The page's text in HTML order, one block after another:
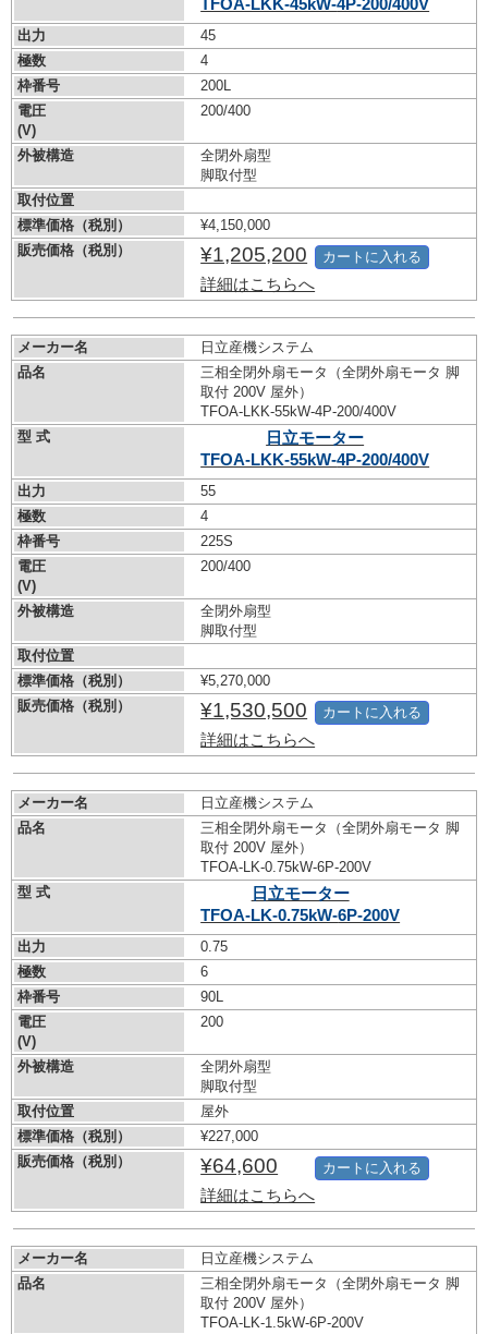
TFOA-LKK-45kW-4P-200/400V
出力
45
極数
4
枠番号
200L
電圧
(V)
200/400
外被構造
全閉外扇型
脚取付型
取付位置
標準価格（税別）
¥4,150,000
販売価格（税別）
¥1,205,200
詳細はこちらへ
カートに入れる
メーカー名
日立産機システム
品名
三相全閉外扇モータ（全閉外扇モータ 脚
取付 200V 屋外）
TFOA-LKK-55kW-4P-200/400V
型 式
日立モーター
TFOA-LKK-55kW-4P-200/400V
出力
55
極数
4
枠番号
225S
電圧
(V)
200/400
外被構造
全閉外扇型
脚取付型
取付位置
標準価格（税別）
¥5,270,000
販売価格（税別）
¥1,530,500
詳細はこちらへ
カートに入れる
メーカー名
日立産機システム
品名
三相全閉外扇モータ（全閉外扇モータ 脚
取付 200V 屋外）
TFOA-LK-0.75kW-6P-200V
型 式
日立モーター
TFOA-LK-0.75kW-6P-200V
出力
0.75
極数
6
枠番号
90L
電圧
(V)
200
外被構造
全閉外扇型
脚取付型
取付位置
屋外
標準価格（税別）
¥227,000
販売価格（税別）
¥64,600
詳細はこちらへ
カートに入れる
メーカー名
日立産機システム
品名
三相全閉外扇モータ（全閉外扇モータ 脚
取付 200V 屋外）
TFOA-LK-1.5kW-6P-200V